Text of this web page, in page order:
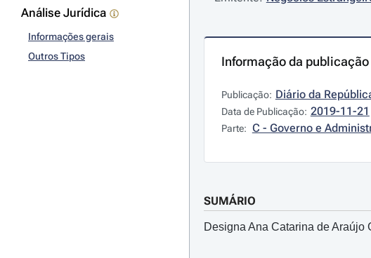
Análise Jurídica
Informações gerais
Outros Tipos
Informação da publicação
Publicação: Diário da
Data de Publicação: 2019-11-21
Parte: C - Governo e
SUMÁRIO
Designa Ana Catarina de